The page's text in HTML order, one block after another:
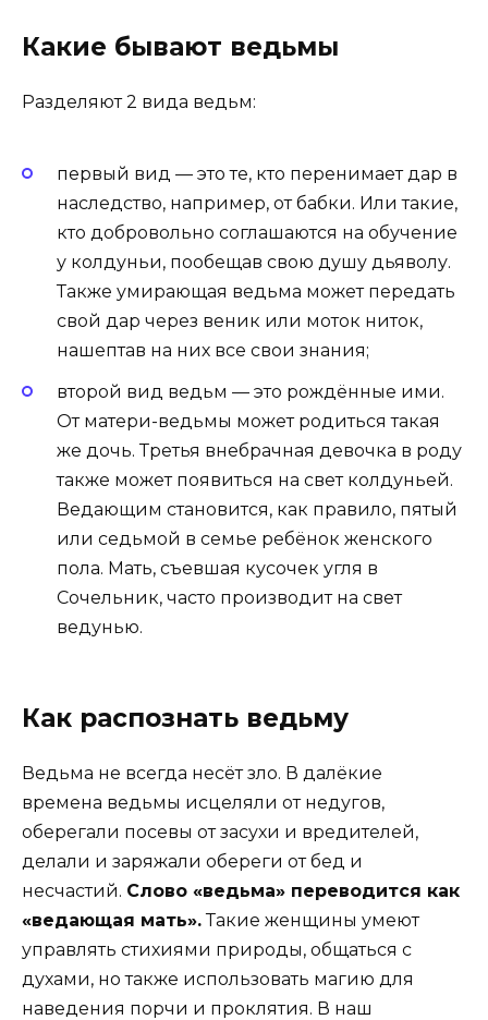
Какие бывают ведьмы
Разделяют 2 вида ведьм:
первый вид — это те, кто перенимает дар в
наследство, например, от бабки. Или такие,
кто добровольно соглашаются на обучение
у колдуньи, пообещав свою душу дьяволу.
Также умирающая ведьма может передать
свой дар через веник или моток ниток,
нашептав на них все свои знания;
второй вид ведьм — это рождённые ими.
От матери-ведьмы может родиться такая
же дочь. Третья внебрачная девочка в роду
также может появиться на свет колдуньей.
Ведающим становится, как правило, пятый
или седьмой в семье ребёнок женского
пола. Мать, съевшая кусочек угля в
Сочельник, часто производит на свет
ведунью.
Как распознать ведьму
Ведьма не всегда несёт зло. В далёкие
времена ведьмы исцеляли от недугов,
оберегали посевы от засухи и вредителей,
делали и заряжали обереги от бед и
несчастий. Слово «ведьма» переводится как
«ведающая мать».Такие женщины умеют
управлять стихиями природы, общаться с
духами, но также использовать магию для
наведения порчи и проклятия. В наш